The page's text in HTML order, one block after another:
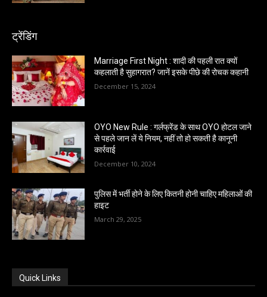
ट्रेंडिंग
Marriage First Night : शादी की पहली रात क्यों
कहलाती है सुहागरात? जानें इसके पीछे की रोचक कहानी
December 15, 2024
OYO New Rule : गर्लफ्रेंड के साथ OYO होटल जाने
से पहले जान लें ये नियम, नहीं तो हो सकती है कानूनी
कार्रवाई
December 10, 2024
पुलिस में भर्ती होने के लिए कितनी होनी चाहिए महिलाओं की
हाइट
March 29, 2025
Quick Links